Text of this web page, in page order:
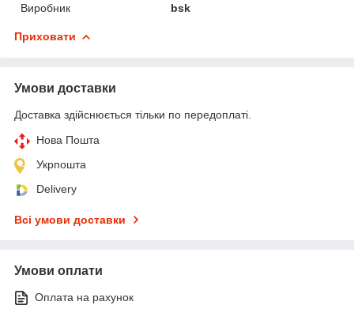
Виробник
bsk
Приховати
Умови доставки
Доставка здійснюється тільки по передоплаті.
Нова Пошта
Укрпошта
Delivery
Всі умови доставки
Умови оплати
Оплата на рахунок